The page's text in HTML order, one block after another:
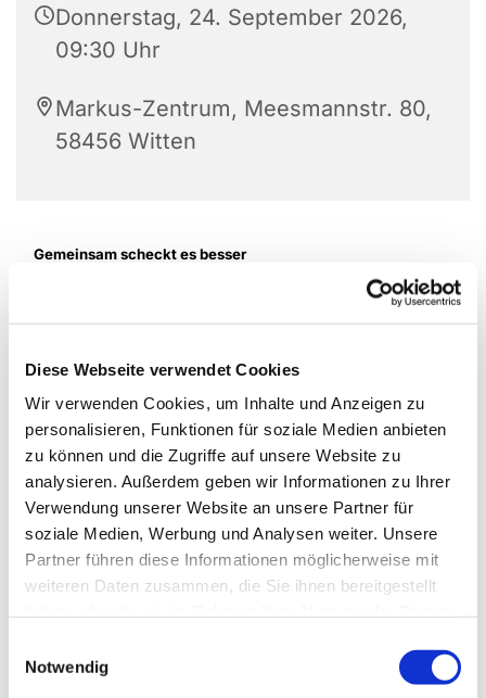
Diese Webseite verwendet Cookies
Wir verwenden Cookies, um Inhalte und Anzeigen zu
personalisieren, Funktionen für soziale Medien anbieten
zu können und die Zugriffe auf unsere Website zu
analysieren. Außerdem geben wir Informationen zu Ihrer
Verwendung unserer Website an unsere Partner für
soziale Medien, Werbung und Analysen weiter. Unsere
Partner führen diese Informationen möglicherweise mit
weiteren Daten zusammen, die Sie ihnen bereitgestellt
Notwendig
Donnerstag, 24. September 2026,
09:30 Uhr
Markus-Zentrum, Meesmannstr. 80,
58456 Witten
Gemeinsam scheckt es besser
Wir laden zum monatlichen Frühstück mit Kaffee,
Tee, leckeren Brötchen, lieben Menschen und
Zentrum (Obergeschoss).
Kendra Höffken und Team